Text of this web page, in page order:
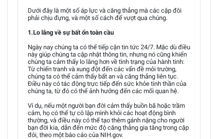
Dưới đây là một số áp lực và căng thẳng mà các cặp đôi
phải chịu đựng, và một số cách để vượt qua chúng.
1.Lo lắng về sự bất ổn toàn cầu
Ngày nay chúng ta có thể tiếp cận tin tức 24/7. Mặc dù điều
này giúp chúng ta cập nhật thông tin, nhưng nó cũng khiến
chúng ta cảm thấy lo lắng hơn về tình trạng của hành tinh:
Từ chiến tranh và xung đột đến các vấn đề môi trường,
chúng ta có thể cảm thấy bất an và căng thẳng liên tục.
Điều này có tác động trực tiếp đến sức khỏe tinh thần của
chúng ta, từ đó có thể ảnh hưởng đến các mối quan hệ.
Ví dụ, nếu một người bạn đời cảm thấy buồn bã hoặc trầm
cảm, họ có thể tự cô lập mình khỏi các hoạt động bình
thường, và điều này có thể tạo thêm gánh nặng cho người
bạn đời kia, dẫn đến mức độ căng thẳng gia tăng trong cặp
đôi, theo một báo cáo của NIH.gov.